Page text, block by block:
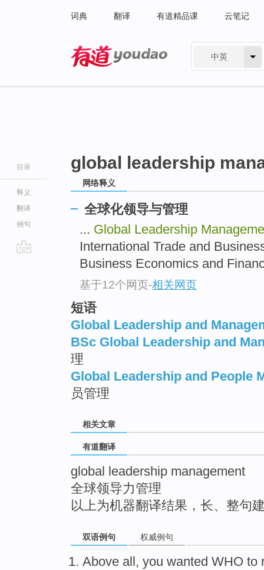
词典 翻译 有道精品课 云笔记
中英
目录
释义
翻译
例句
global leadership
网络释义
全球化领导与管理
... Global Leadership
International Trade and
Business Economics and
基于12个网页-相关网页
短语
Global Leadership and
BSc Global Leadership and
理
Global Leadership and People
员管理
相关文章
有道翻译
global leadership management
全球领导力管理
以上为机器翻译结果，长、整句
双语例句 权威例句
Above all, you wanted WHO to